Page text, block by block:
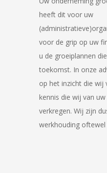
heeft dit voor uw
voor de grip op uw
u de groeiplannen
toekomst. In onze
op het inzicht die wij
kennis die wij van
verkregen. Wij zijn
werkhouding